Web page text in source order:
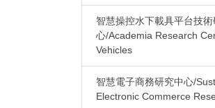
智慧操控水下載具平台技術
心/Academia Research
Vehicles
智慧電子商務研究中心/
Electronic Commerce